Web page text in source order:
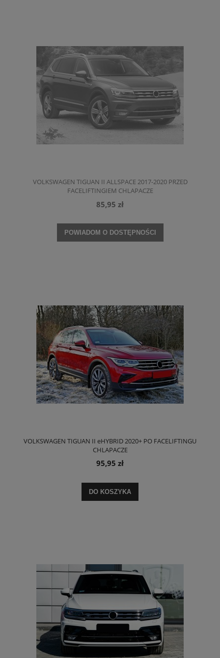
VOLKSWAGEN TIGUAN II ALLSPACE 2017-2020 PRZED
FACELIFTINGIEM CHLAPACZE
85,95 zł
POWIADOM O DOSTĘPNOŚCI
VOLKSWAGEN TIGUAN II eHYBRID 2020+ PO FACELIFTINGU
CHLAPACZE
95,95 zł
DO KOSZYKA